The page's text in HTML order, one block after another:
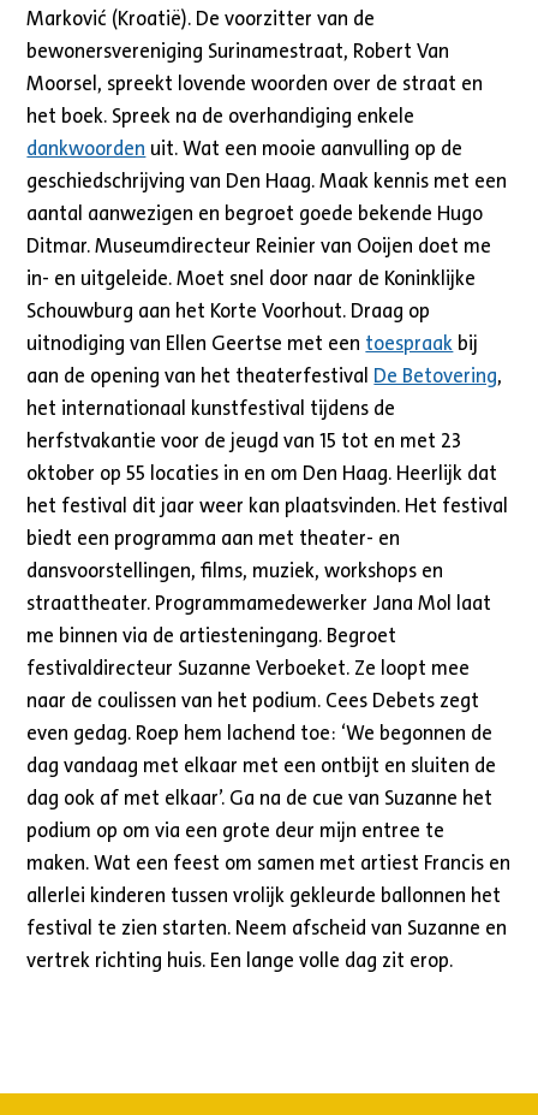
Marković (Kroatië). De voorzitter van de
bewonersvereniging Surinamestraat, Robert Van
Moorsel, spreekt lovende woorden over de straat en
het boek. Spreek na de overhandiging enkele
dankwoorden uit. Wat een mooie aanvulling op de
geschiedschrijving van Den Haag. Maak kennis met een
aantal aanwezigen en begroet goede bekende Hugo
Ditmar. Museumdirecteur Reinier van Ooijen doet me
in- en uitgeleide. Moet snel door naar de Koninklijke
Schouwburg aan het Korte Voorhout. Draag op
uitnodiging van Ellen Geertse met een toespraak bij
aan de opening van het theaterfestival De Betovering,
het internationaal kunstfestival tijdens de
herfstvakantie voor de jeugd van 15 tot en met 23
oktober op 55 locaties in en om Den Haag. Heerlijk dat
het festival dit jaar weer kan plaatsvinden. Het festival
biedt een programma aan met theater- en
dansvoorstellingen, films, muziek, workshops en
straattheater. Programmamedewerker Jana Mol laat
me binnen via de artiesteningang. Begroet
festivaldirecteur Suzanne Verboeket. Ze loopt mee
naar de coulissen van het podium. Cees Debets zegt
even gedag. Roep hem lachend toe: ‘We begonnen de
dag vandaag met elkaar met een ontbijt en sluiten de
dag ook af met elkaar’. Ga na de cue van Suzanne het
podium op om via een grote deur mijn entree te
maken. Wat een feest om samen met artiest Francis en
allerlei kinderen tussen vrolijk gekleurde ballonnen het
festival te zien starten. Neem afscheid van Suzanne en
vertrek richting huis. Een lange volle dag zit erop.